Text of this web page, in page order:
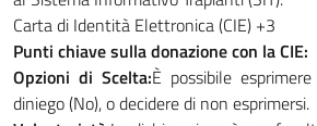
Carta di Identità Elettronica (CIE) +3
Punti chiave sulla donazione con la CIE:
Opzioni di Scelta:È possibile
diniego (No), o decidere di non esprimersi.